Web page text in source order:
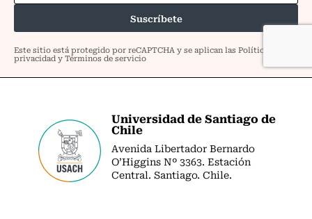
Universidad de Santiago de
Chile
Avenida Libertador Bernardo
O’Higgins Nº 3363. Estación
Central. Santiago. Chile.